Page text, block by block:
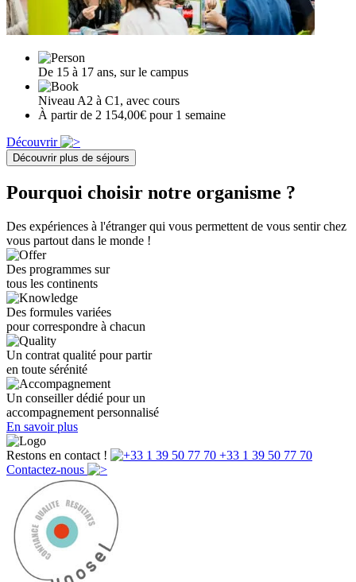
De 15 à 17 ans, sur le campus
Niveau A2 à C1, avec cours
À partir de 2 154,00€ pour 1 semaine
Découvrir
Découvrir plus de séjours
Pourquoi choisir notre organisme ?
Des expériences à l'étranger qui vous permettent de vous sentir chez
vous partout dans le monde !
Des programmes sur
tous les continents
Des formules variées
pour correspondre à chacun
Un contrat qualité pour partir
en toute sérénité
Un conseiller dédié pour un
accompagnement personnalisé
En savoir plus
Restons en contact !
+33 1 39 50 77 70
Contactez-nous